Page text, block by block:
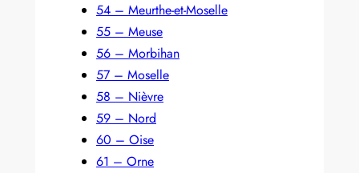
54 – Meurthe-et-Moselle
55 – Meuse
56 – Morbihan
57 – Moselle
58 – Nièvre
59 – Nord
60 – Oise
61 – Orne